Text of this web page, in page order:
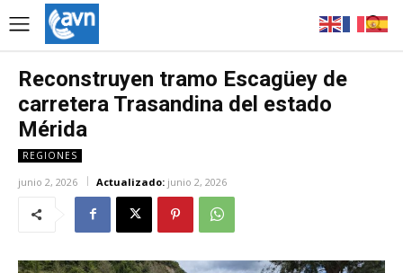
Reconstruyen tramo Escagüey de
carretera Trasandina del estado
Mérida
REGIONES
junio 2, 2026 Actualizado: junio 2, 2026